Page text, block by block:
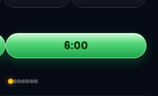
6:00